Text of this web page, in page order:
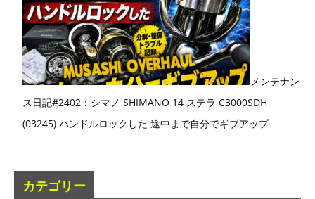
メンテナン
ス日記#2402：シマノ SHIMANO 14 ステラ C3000SDH
(03245) ハンドルロックした 途中まで自分でギブアップ
カテゴリー